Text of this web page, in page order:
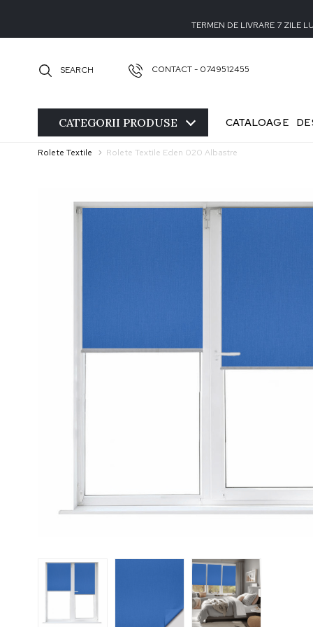
TERMEN DE LIVRARE 7 ZILE
SEARCH CONTACT - 0749512455
CATEGORII PRODUSE CATALOAGE
Rolete Textile Rolete Textile Eden 020 Albastre